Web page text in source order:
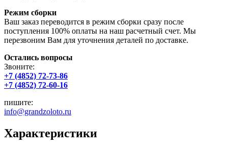
Режим сборки
Ваш заказ переводится в режим сборки сразу после
поступления 100% оплаты на наш расчетный счет. Мы
перезвоним Вам для уточнения деталей по доставке.
Остались вопросы
Звоните:
+7 (4852) 72-73-86
+7 (4852) 72-60-16
пишите:
info@grandzoloto.ru
Характеристики